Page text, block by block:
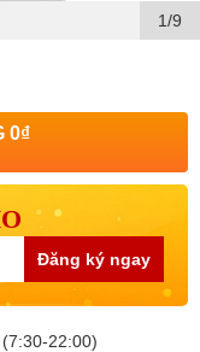
1/9
0₫
Đăng ký ngay
(7:30-22:00)